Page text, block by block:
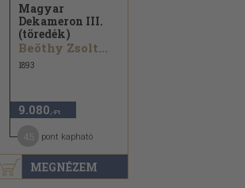
MEGNÉZEM
Magyar
Dekameron III.
(töredék)
Beöthy Zsolt...
1893
9.080 ,-Ft
pont kapható